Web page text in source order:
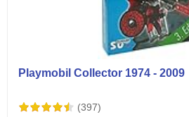
Playmobil Collector 1974 - 2009
(397)